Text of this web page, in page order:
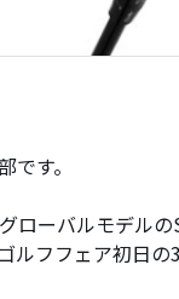
す。
ローバルモデル
ルフフェア初日の